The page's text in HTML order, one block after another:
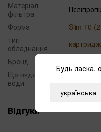
Матеріал
фільтра
Форма
Slim 10
тип
обладнання
Бренд
Що видаляє з
води
Відгуки
Будь ласка,
українська